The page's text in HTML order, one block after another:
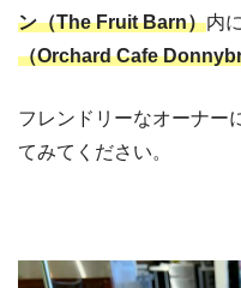
ン（The Fruit Barn）内
（Orchard Cafe
フレンドリーなオーナー
てみてください。